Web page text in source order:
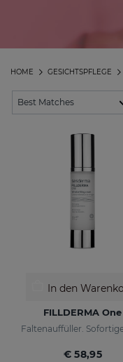
GESICHTSPFLEGE
HOME
In den
FILLDERMA One
€ 58,95